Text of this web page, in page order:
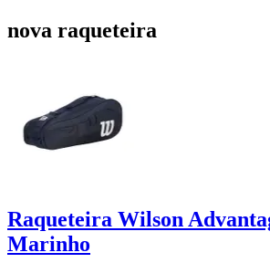
nova raqueteira
Raqueteira Wilson
Marinho